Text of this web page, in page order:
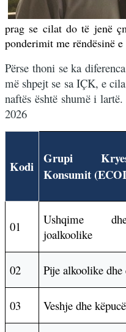
prag se cilat do të jenë
ponderimit me rëndësinë
Përse thoni se ka
më shpejt se sa IÇK, e
naftës është shumë i
2026
Kodi
Grupi
Konsumit
01
Ushqime
joalkoolike
02 Pije alkoolike dhe
03 Veshje dhe këpucë